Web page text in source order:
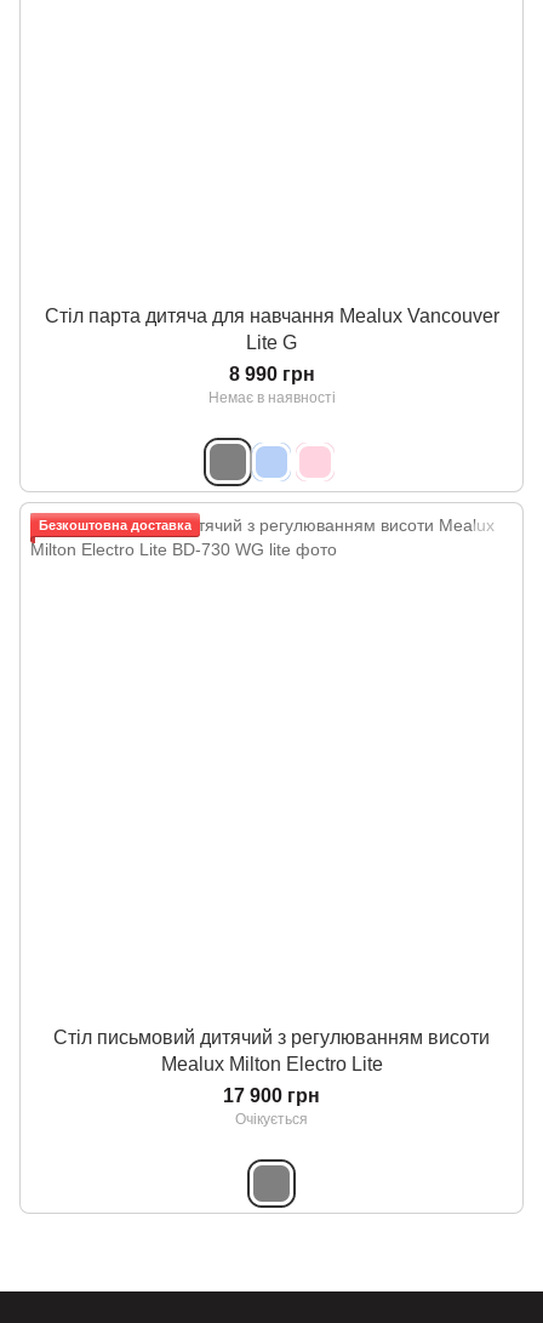
Стіл парта дитяча для навчання Mealux Vancouver
Lite G
8 990 грн
Немає в наявності
Безкоштовна доставка
Стіл письмовий дитячий з регулюванням висоти
Mealux Milton Electro Lite
17 900 грн
Очікується